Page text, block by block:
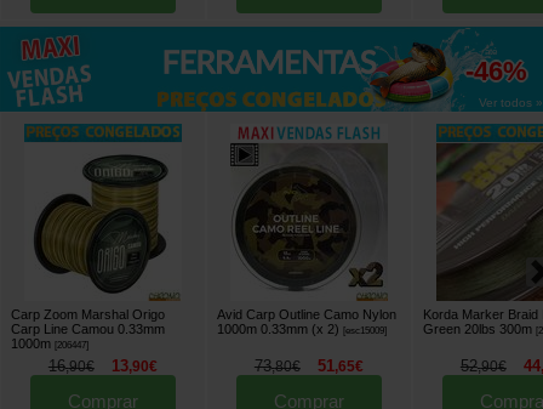
até
-46%
Ver todos »
Carp Zoom Marshal Origo
Carp Line Camou 0.33mm
1000m
206447]
16,90€ 13,90€
Comprar
Avid Carp Outline Camo Nylon
1000m 0.33mm (x 2)
[esc15009]
73,80€ 51 ,65€
Comprar
Korda Marker Braid
Green 20lbs 300m
52,90€ 44